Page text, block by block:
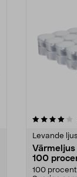
Levande ljus
Värmeljus
100
100 procent